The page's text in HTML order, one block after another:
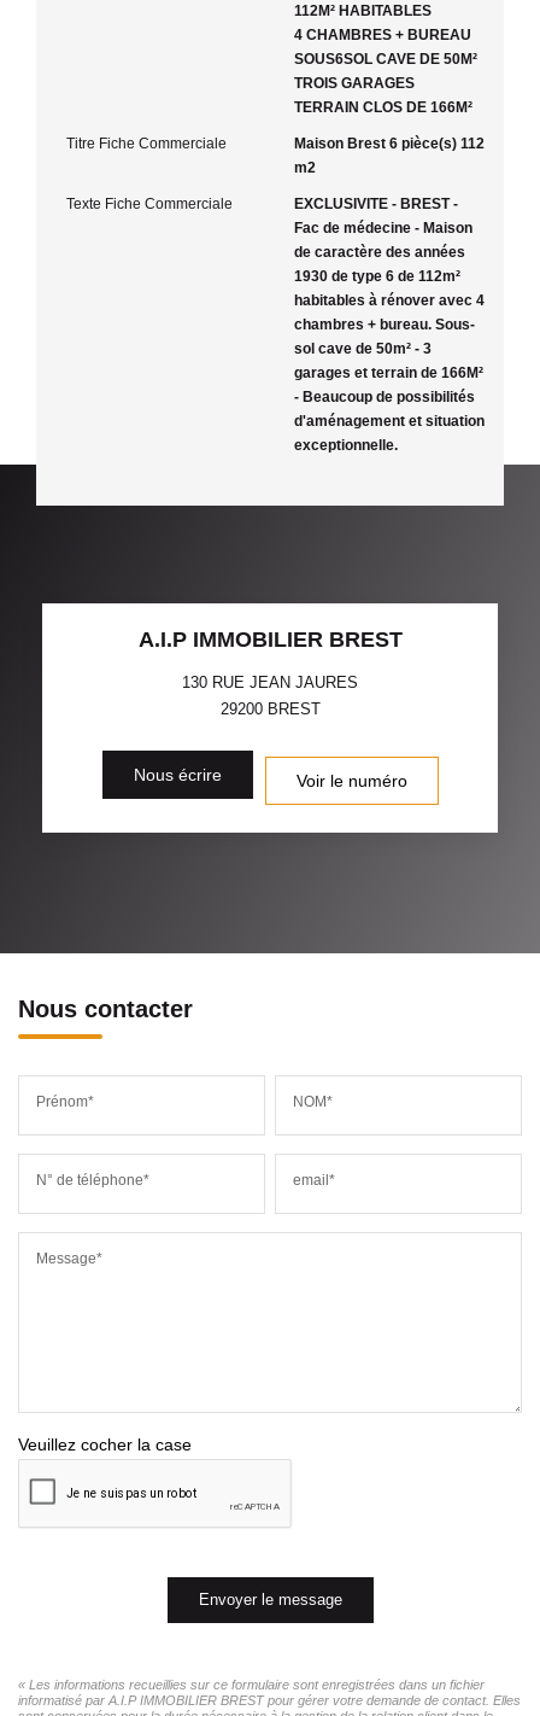
112M² HABITABLES
4 CHAMBRES + BUREAU
SOUS6SOL CAVE DE 50M²
TROIS GARAGES
TERRAIN CLOS DE 166M²
Titre Fiche Commerciale
Maison Brest 6 pièce(s) 112
m2
Texte Fiche Commerciale
EXCLUSIVITE - BREST -
Fac de médecine - Maison
de caractère des années
1930 de type 6 de 112m²
habitables à rénover avec 4
chambres + bureau. Sous-
sol cave de 50m² - 3
garages et terrain de 166M²
- Beaucoup de possibilités
d'aménagement et situation
exceptionnelle.
A.I.P IMMOBILIER BREST
130 RUE JEAN JAURES
29200 BREST
Nous écrire Voir le numéro
Nous contacter
Prénom* NOM*
N° de téléphone* email*
Message*
Veuillez cocher la case
Envoyer le message
« Les informations recueillies sur ce formulaire sont enregistrées dans un fichier
informatisé par A.I.P IMMOBILIER BREST pour gérer votre demande de contact. Elles